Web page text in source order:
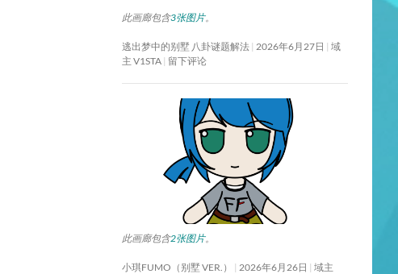
此画廊包含3张图片。
逃出梦中的别墅 八卦谜题解法 2026年6月27日
域
主 V1STA 留下评论
此画廊包含2张图片。
小琪FUMO（别墅 VER.） 2026年6月26日
域主